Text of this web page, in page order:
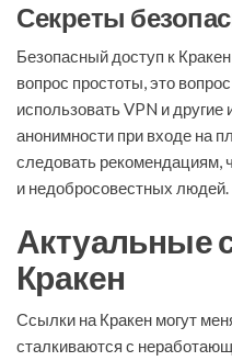
Секреты
Безопасный доступ к
вопрос простоты, это
использовать VPN и
анонимности при входе на
следовать рекомендациям,
и недобросовестных людей.
Актуальные
Кракен
Ссылки на Кракен могут
сталкиваются с